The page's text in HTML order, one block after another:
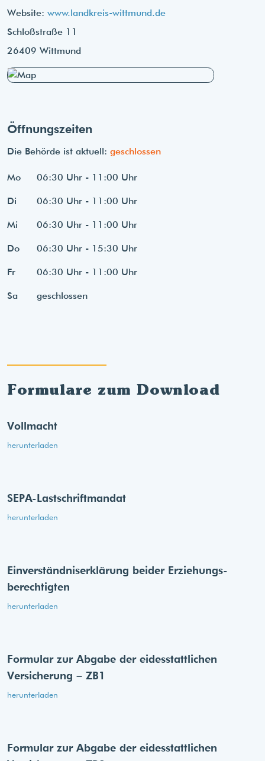
Website: www.landkreis-wittmund.de
Schloßstraße 11
26409 Wittmund
Öffnungszeiten
Die Behörde ist aktuell: geschlossen
Mo 06:30 Uhr - 11:00 Uhr
Di 06:30 Uhr - 11:00 Uhr
Mi 06:30 Uhr - 11:00 Uhr
Do 06:30 Uhr - 15:30 Uhr
Fr 06:30 Uhr - 11:00 Uhr
Sa geschlossen
Formulare zum Download
Vollmacht
herunterladen
SEPA-Lastschriftmandat
herunterladen
Einverständnis­erklärung beider Erziehungs­
berechtigten
herunterladen
Formular zur Abgabe der eides­stattlichen
Versicherung – ZB1
herunterladen
Formular zur Abgabe der eides­stattlichen